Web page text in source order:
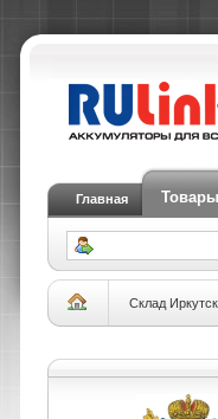
Главная
Склад Иркутск